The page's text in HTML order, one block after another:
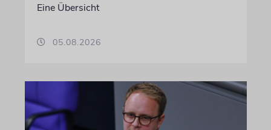
Eine Übersicht
05.08.2026